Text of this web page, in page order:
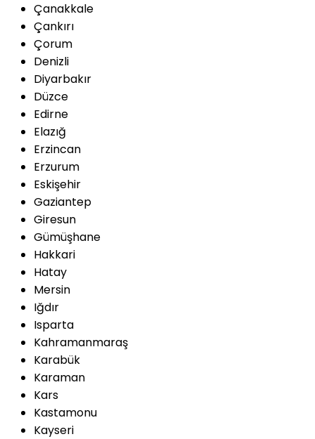
Çanakkale
Çankırı
Çorum
Denizli
Diyarbakır
Düzce
Edirne
Elazığ
Erzincan
Erzurum
Eskişehir
Gaziantep
Giresun
Gümüşhane
Hakkari
Hatay
Mersin
Iğdır
Isparta
Kahramanmaraş
Karabük
Karaman
Kars
Kastamonu
Kayseri